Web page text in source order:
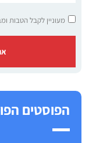
מעוניין לקבל הטבות
הפוסטים